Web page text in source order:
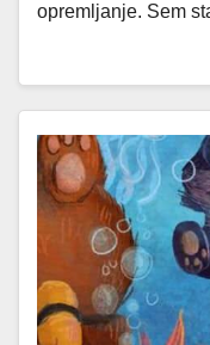
opremljanje. Sem